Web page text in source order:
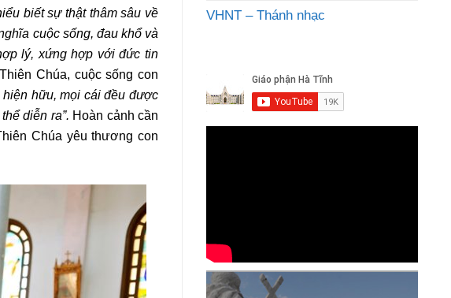
biết sự thật thâm sâu về
cuộc sống, đau khổ và
lý, xứng hợp với đức tin
Chúa, cuộc sống con
hiện hữu, mọi cái đều được
diễn ra”. Hoàn cảnh cần
Chúa yêu thương con
VHNT – Thánh nhạc